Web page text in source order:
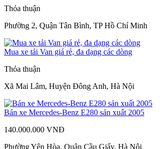
Thỏa thuận
Phường 2, Quận Tân Bình, TP Hồ Chí Minh
Mua xe tải Van giá rẻ, đa dạng các dòng
Thỏa thuận
Xã Mai Lâm, Huyện Đông Anh, Hà Nội
Bán xe Mercedes-Benz E280 sản xuất 2005
140.000.000 VNĐ
Phường Yên Hòa, Quận Cầu Giấy, Hà Nội